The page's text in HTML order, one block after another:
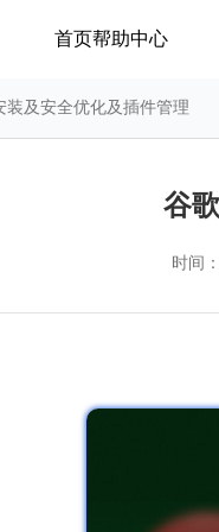
首页帮助中心
装及安全优化及插件管理
谷
时间：